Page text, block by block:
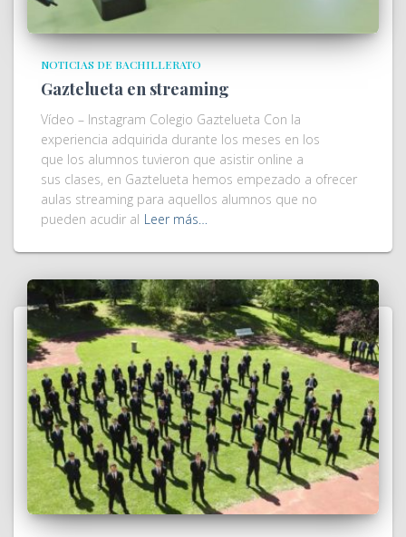
NOTICIAS DE BACHILLERATO
Gaztelueta en streaming
Vídeo – Instagram Colegio Gaztelueta Con la
experiencia adquirida durante los meses en los
que los alumnos tuvieron que asistir online a
sus clases, en Gaztelueta hemos empezado a ofrecer
aulas streaming para aquellos alumnos que no
pueden acudir al Leer más…